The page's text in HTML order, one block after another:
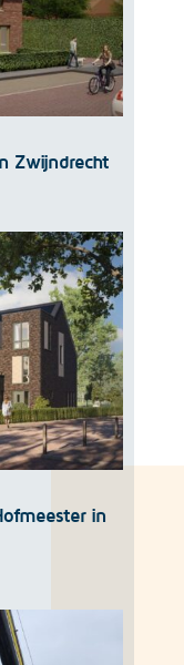
Zwijndrecht
in